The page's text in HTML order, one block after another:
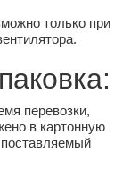
только при
перевозки,
в картонную